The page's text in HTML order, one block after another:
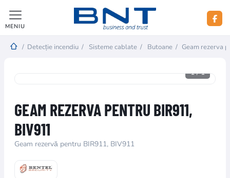
MENIU
/ Detecție incendiu / Sisteme cablate / Butoane / Geam rezerva
1/1
GEAM REZERVA PENTRU BIR911,
BIV911
Geam rezervă pentru BIR911, BIV911